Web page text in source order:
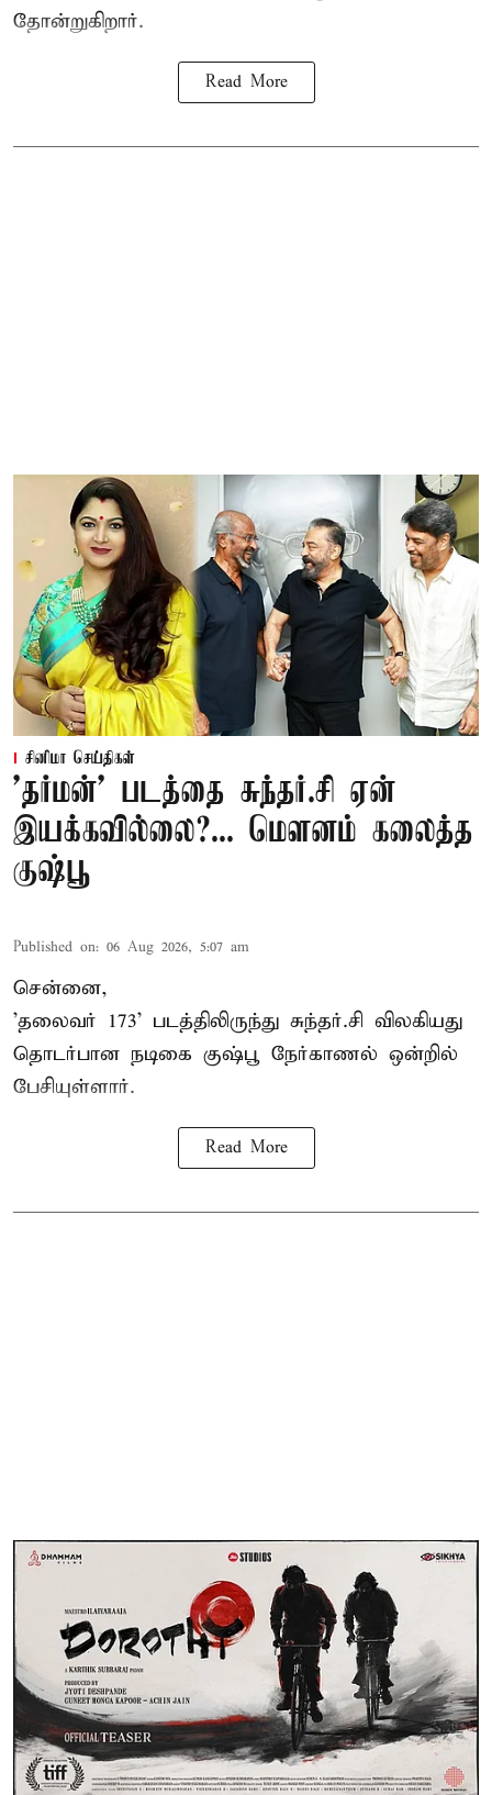
தோன்றுகிறார்.
Read More
சினிமா செய்திகள்
'தர்மன்' படத்தை சுந்தர்.சி ஏன்
இயக்கவில்லை?... மௌனம் கலைத்த
குஷ்பூ
Published on: 06 Aug 2026, 5:07 am
சென்னை,
'தலைவர் 173' படத்திலிருந்து சுந்தர்.சி விலகியது
தொடர்பான நடிகை குஷ்பூ நேர்காணல் ஒன்றில்
பேசியுள்ளார்.
Read More